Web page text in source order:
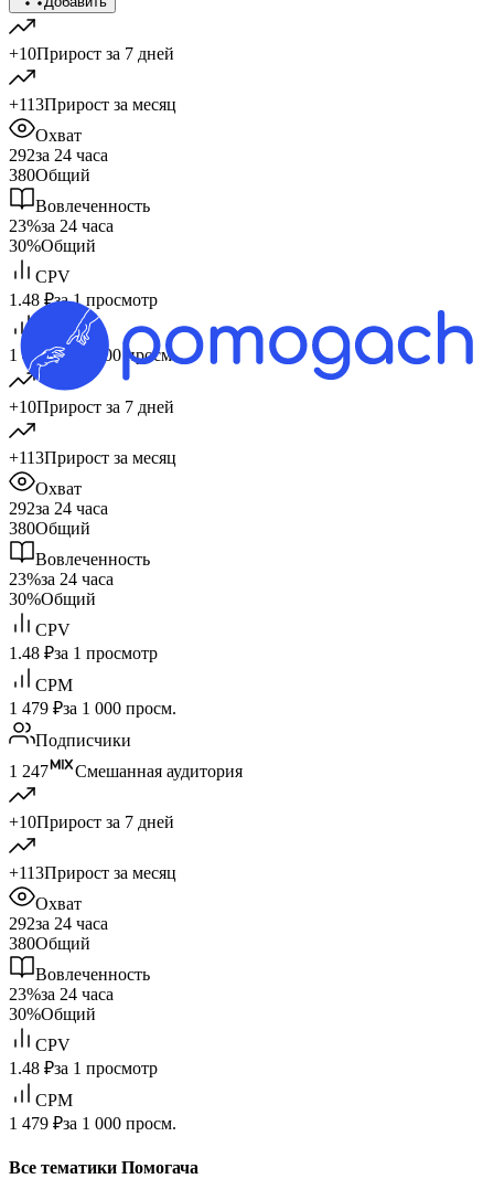
+10Прирост за 7 дней
+113Прирост за месяц
Охват
292за 24 часа
380Общий
Вовлеченность
23%за 24 часа
30%Общий
CPV
1.48 ₽за 1 просмотр
CPM
1 479 ₽за 1 000 просм.
+10Прирост за 7 дней
+113Прирост за месяц
Охват
292за 24 часа
380Общий
Вовлеченность
23%за 24 часа
30%Общий
CPV
1.48 ₽за 1 просмотр
CPM
1 479 ₽за 1 000 просм.
Подписчики
1 247
Смешанная аудитория
+10Прирост за 7 дней
+113Прирост за месяц
Охват
292за 24 часа
380Общий
Вовлеченность
23%за 24 часа
30%Общий
CPV
1.48 ₽за 1 просмотр
CPM
1 479 ₽за 1 000 просм.
Все тематики Помогача